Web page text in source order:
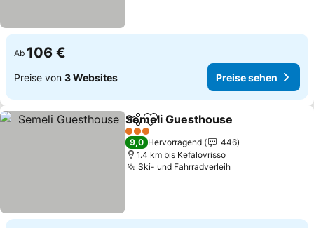
Ab 106 €
Preise von 3 Websites Preise sehen
TeilenZu Favoriten hinzufügen
Semeli Guesthouse
3 Sterne
9,0 Hervorragend
446
1.4 km bis Kefalovrisso
Ski- und Fahrradverleih